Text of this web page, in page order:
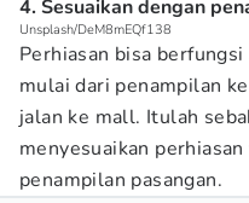
4. Sesuaikan dengan
Unsplash/DeM8mEQf138
Perhiasan bisa
mulai dari penampilan
jalan ke mall. Itulah
menyesuaikan
penampilan pasangan.